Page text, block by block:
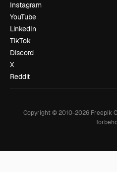
Instagram
YouTube
LinkedIn
TikTok
Discord
X
Reddit
Copyright © 2010-2026Freepik